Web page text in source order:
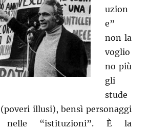
uzion
e”
non la
voglio
no più
gli
stude
illusi), bensì personaggi
nelle “istituzioni”. È la